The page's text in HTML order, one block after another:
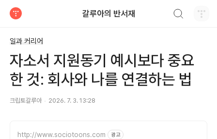
갈루아의 반서재
일과 커리어
자소서 지원동기 예시보다 중요
한 것: 회사와 나를 연결하는 법
크립토갈루아 2026. 7. 3. 13:28
http://www.sociotoons.com 광고